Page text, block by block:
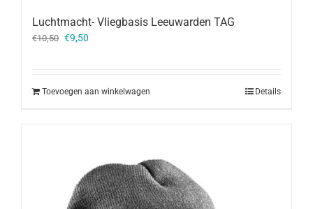
Luchtmacht- Vliegbasis Leeuwarden TAG
€10,50 Oorspronkelijke
€9,50
Toevoegen aan winkelwagen Details